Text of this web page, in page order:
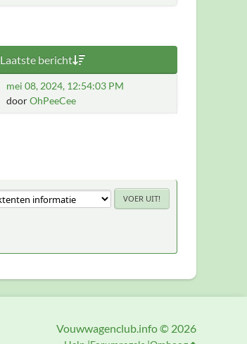
Laatste bericht
mei 08, 2024, 12:54:03 PM
doorOhPeeCee
Vouwwagenclub.info © 2026